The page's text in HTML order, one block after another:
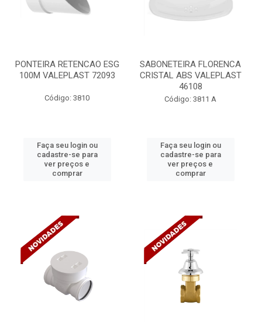
PONTEIRA RETENCAO ESG
100M VALEPLAST 72093
Código: 3810
Faça seu login ou
cadastre-se para
ver preços e
comprar
SABONETEIRA FLORENCA
CRISTAL ABS VALEPLAST
46108
Código: 3811 A
Faça seu login ou
cadastre-se para
ver preços e
comprar